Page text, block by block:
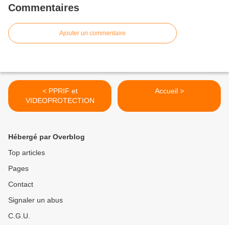
Commentaires
Ajouter un commentaire
< PPRIF et
VIDEOPROTECTION
Accueil >
Hébergé par Overblog
Top articles
Pages
Contact
Signaler un abus
C.G.U.